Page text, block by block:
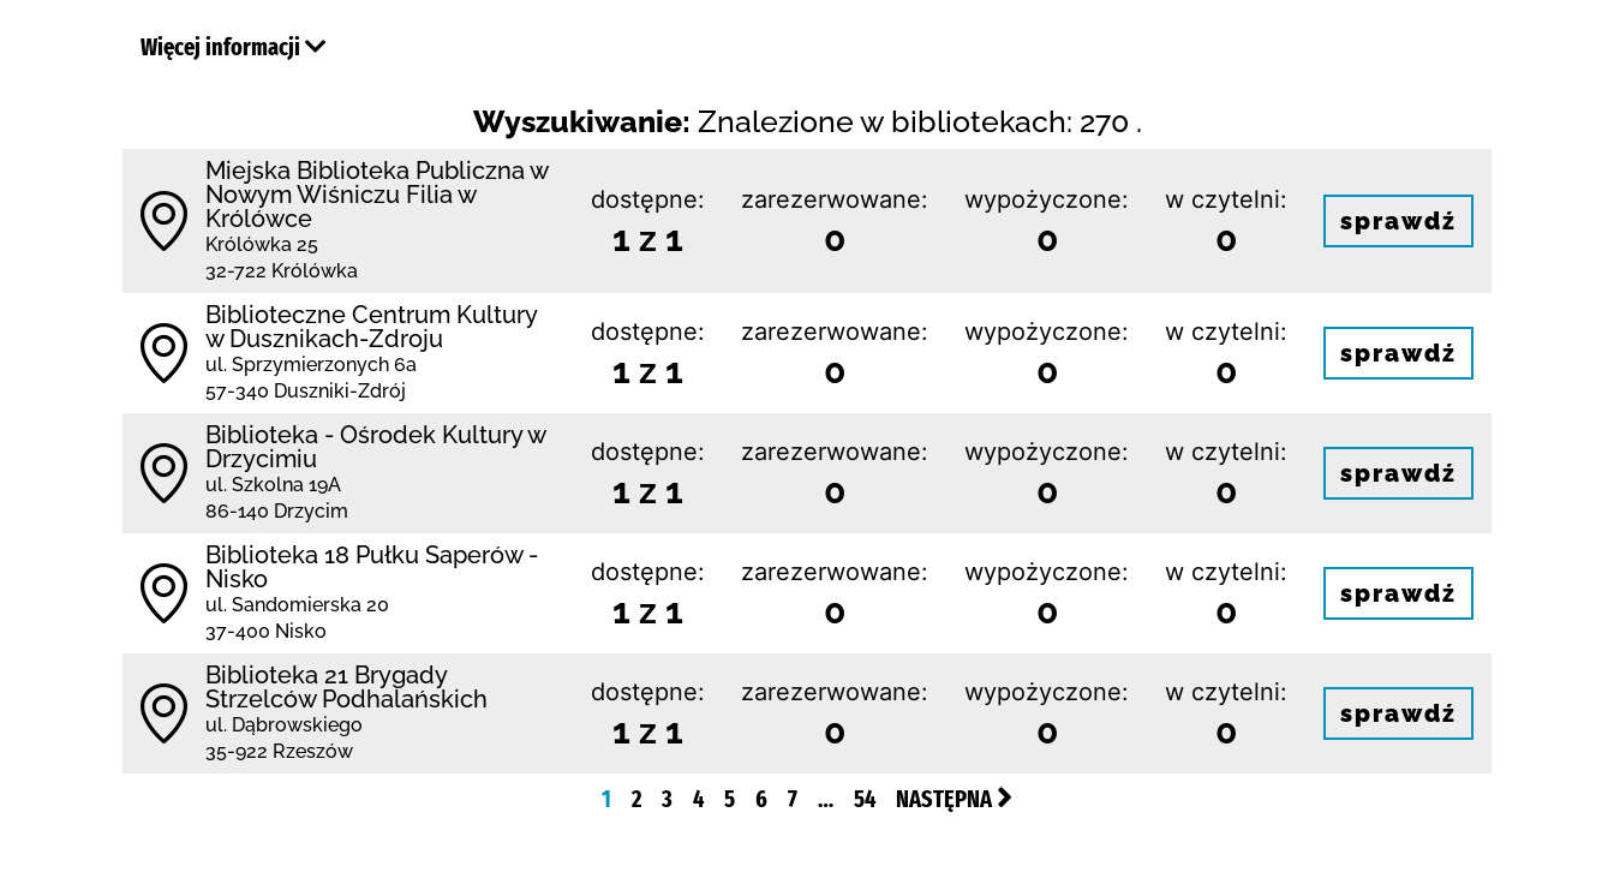
Więcej informacji
Wyszukiwanie: Znalezione w bibliotekach: 270 .
Miejska Biblioteka Publiczna w
Nowym Wiśniczu Filia w
Królówce
Królówka 25
32-722 Królówka
dostępne:
1 z 1
zarezerwowane:
0
wypożyczone:
0
w czytelni:
0 sprawdź
Biblioteczne Centrum Kultury
w Dusznikach-Zdroju
ul. Sprzymierzonych 6a
57-340 Duszniki-Zdrój
dostępne:
1 z 1
zarezerwowane:
0
wypożyczone:
0
w czytelni:
0 sprawdź
Biblioteka - Ośrodek Kultury w
Drzycimiu
ul. Szkolna 19A
86-140 Drzycim
dostępne:
1 z 1
zarezerwowane:
0
wypożyczone:
0
w czytelni:
0 sprawdź
Biblioteka 18 Pułku Saperów -
Nisko
ul. Sandomierska 20
37-400 Nisko
dostępne:
1 z 1
zarezerwowane:
0
wypożyczone:
0
w czytelni:
0 sprawdź
Biblioteka 21 Brygady
Strzelców Podhalańskich
ul. Dąbrowskiego
35-922 Rzeszów
dostępne:
1 z 1
zarezerwowane:
0
wypożyczone:
0
w czytelni:
0 sprawdź
1 2 3 4 5 6 7 … 54 NASTĘPNA